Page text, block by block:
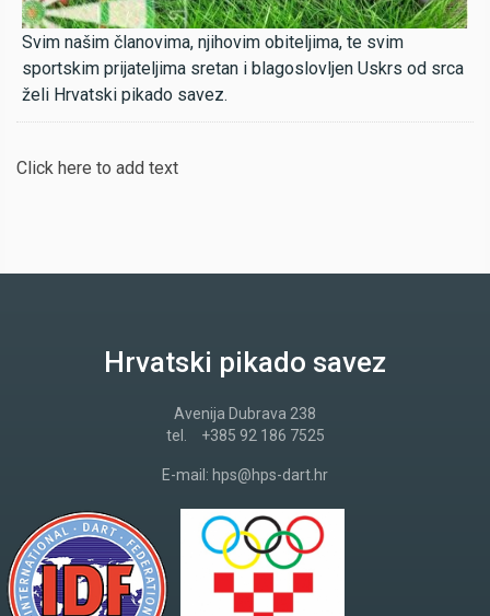
Svim našim članovima, njihovim obiteljima, te svim
sportskim prijateljima sretan i blagoslovljen Uskrs od srca
želi Hrvatski pikado savez.
Click here to add text
Hrvatski pikado savez
Avenija Dubrava 238
tel.
+385 92 186 7525
E-mail: hps@hps-dart.hr